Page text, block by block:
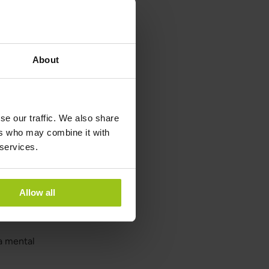
About
our traffic. We also share
who may combine it with
Allow all
(gamma-
i hjärnan
är ett rent
gör det
stödja hjärnans
leda till en mer
sömn,
mental